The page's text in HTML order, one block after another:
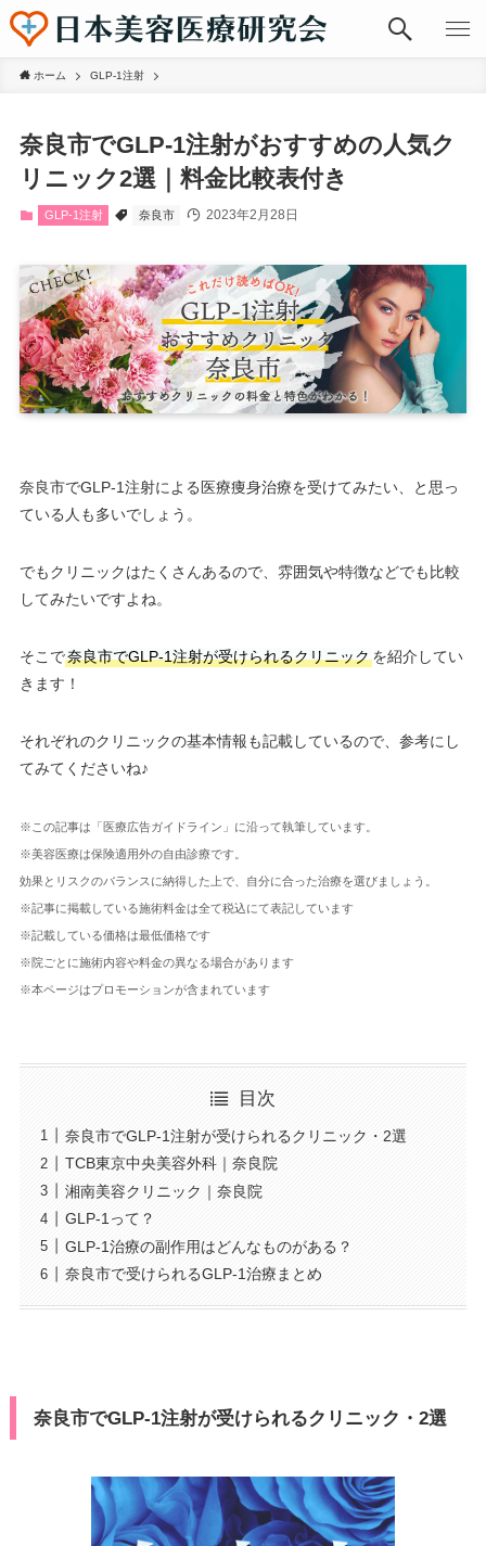
ホーム GLP-1注射
奈良市でGLP-1注射がおすすめの人気ク
リニック2選｜料金比較表付き
GLP-1注射 奈良市 2023年2月28日
奈良市でGLP-1注射による医療痩身治療を受けてみたい、と思っ
ている人も多いでしょう。
でもクリニックはたくさんあるので、雰囲気や特徴などでも比較
してみたいですよね。
そこで奈良市でGLP-1注射が受けられるクリニックを紹介してい
きます！
それぞれのクリニックの基本情報も記載しているので、参考にし
てみてくださいね♪
※この記事は「医療広告ガイドライン」に沿って執筆しています。
※美容医療は保険適用外の自由診療です。
効果とリスクのバランスに納得した上で、自分に合った治療を選びましょう。
※記事に掲載している施術料金は全て税込にて表記しています
※記載している価格は最低価格です
※院ごとに施術内容や料金の異なる場合があります
※本ページはプロモーションが含まれています
目次
奈良市でGLP-1注射が受けられるクリニック・2選
TCB東京中央美容外科｜奈良院
湘南美容クリニック｜奈良院
GLP-1って？
GLP-1治療の副作用はどんなものがある？
奈良市で受けられるGLP-1治療まとめ
奈良市でGLP-1注射が受けられるクリニック・2選